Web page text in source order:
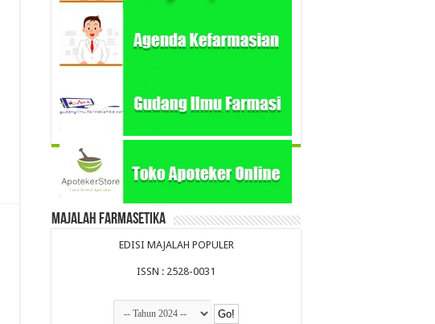
Majalah Farmasetika
EDISI MAJALAH POPULER
ISSN : 2528-0031